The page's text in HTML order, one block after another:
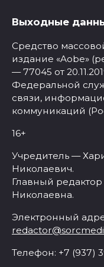
Выходные
Средство
издание «Aobe»
— 77045 от
Федеральной
связи,
коммуникаций
16+
Учредитель —
Николаевич.
Главный
Николаевна.
Электронный
Телефон: +7 (937)